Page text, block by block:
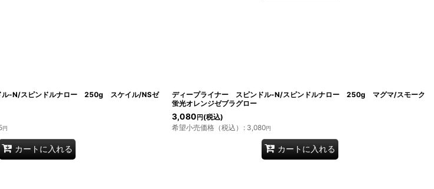
ル-N/スピンドルナロー 250g スケイル/NSゼ
円
カートに入れる
ディープライナー スピンドル-N/スピンドルナロー 250g マグマ/スモーク
蛍光オレンジゼブラグロー
3,080 円 (税込)
希望小売価格（税込） : 3,080円
カートに入れる